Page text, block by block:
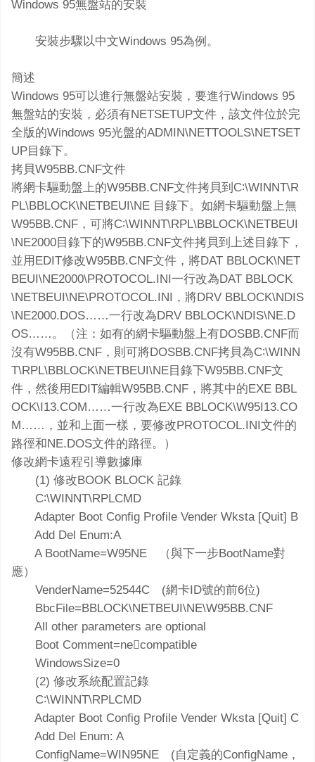
Windows 95無盤站的安裝
安裝步驟以中文Windows 95為例。
簡述
Windows 95可以進行無盤站安裝，要進行Windows 95
無盤站的安裝，必須有NETSETUP文件，該文件位於完
全版的Windows 95光盤的ADMIN\NETTOOLS\NETSET
UP目錄下。
拷貝W95BB.CNF文件
將網卡驅動盤上的W95BB.CNF文件拷貝到C∶\WINNT\R
PL\BBLOCK\NETBEUI\NE 目錄下。如網卡驅動盤上無
W95BB.CNF，可將C∶\WINNT\RPL\BBLOCK\NETBEUI
\NE2000目錄下的W95BB.CNF文件拷貝到上述目錄下，
並用EDIT修改W95BB.CNF文件，將DAT BBLOCK\NET
BEUI\NE2000\PROTOCOL.INI一行改為DAT BBLOCK
\NETBEUI\NE\PROTOCOL.INI，將DRV BBLOCK\NDIS
\NE2000.DOS……一行改為DRV BBLOCK\NDIS\NE.D
OS……。（注：如有的網卡驅動盤上有DOSBB.CNF而
沒有W95BB.CNF，則可將DOSBB.CNF拷貝為C∶\WINN
T\RPL\BBLOCK\NETBEUI\NE目錄下W95BB.CNF文
件，然後用EDIT編輯W95BB.CNF，將其中的EXE BBL
OCK\I13.COM……一行改為EXE BBLOCK\W95I13.CO
M……，並和上面一樣，要修改PROTOCOL.INI文件的
路徑和NE.DOS文件的路徑。）
修改網卡遠程引導數據庫
(1) 修改BOOK BLOCK 記錄
C∶\WINNT\RPLCMD
Adapter Boot Config Profile Vender Wksta [Quit] B
Add Del Enum:A
A BootName=W95NE （與下一步BootName對
應）
VenderName=52544C (網卡ID號的前6位)
BbcFile=BBLOCK\NETBEUI\NE\W95BB.CNF
All other parameters are optional
Boot Comment=necompatible
WindowsSize=0
(2) 修改系統配置記錄
C∶\WINNT\RPLCMD
Adapter Boot Config Profile Vender Wksta [Quit] C
Add Del Enum: A
ConfigName=WIN95NE (自定義的ConfigName，